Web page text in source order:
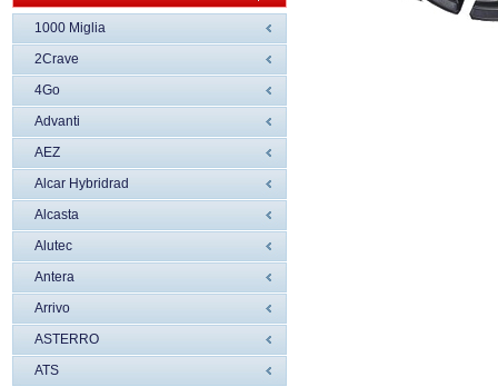
1000 Miglia
2Crave
4Go
Advanti
AEZ
Alcar Hybridrad
Alcasta
Alutec
Antera
Arrivo
ASTERRO
ATS